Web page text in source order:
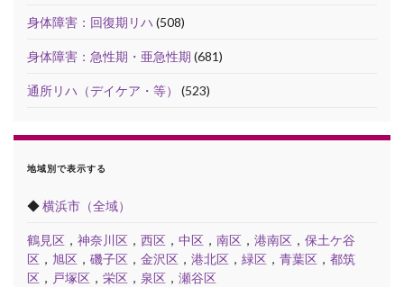
身体障害：回復期リハ (508)
身体障害：急性期・亜急性期 (681)
通所リハ（デイケア・等） (523)
地域別で表示する
◆横浜市（全域）
鶴見区 ， 神奈川区 ， 西区 ， 中区 ， 南区 ， 港南区 ， 保土ケ谷
区 ， 旭区 ， 磯子区 ， 金沢区 ， 港北区 ， 緑区 ， 青葉区 ， 都筑
区 ， 戸塚区 ， 栄区 ， 泉区 ， 瀬谷区